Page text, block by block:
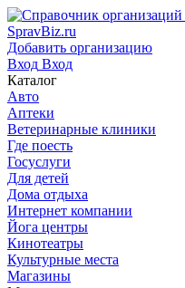
SpravBiz.ru
Добавить организацию
Вход Вход
Каталог
Авто
Аптеки
Ветеринарные клиники
Где поесть
Госуслуги
Для детей
Дома отдыха
Интернет компании
Йога центры
Кинотеатры
Культурные места
Магазины